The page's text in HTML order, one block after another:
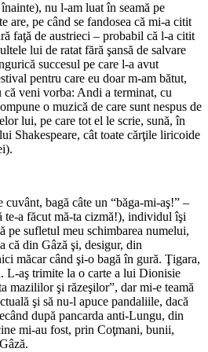
nu l-am luat în seamă pe
are, pe când se fandosea că mi-a citit
faţă de austrieci – probabil că l-a citit
lui de ratat fără şansă de salvare
succesul pe care l-a avut
pentru care eu doar m-am bătut,
veni vorba: Andi a terminat, cu
o muzică de care sunt nespus de
lui, pe care tot el le scrie, sună, în
Shakespeare, cât toate cărţile liricoide
bagă câte un “băga-mi-aş!” –
te-a făcut mă-ta cizmă!), individul îşi
pe sufletul meu schimbarea numelui,
că din Gâză şi, desigur, din
măcar când şi-o bagă în gură. Ţigara,
L-aş trimite la o carte a lui Dionisie
mazililor şi răzeşilor”, dar mi-e teamă
şi să nu-l apuce pandaliile, dacă
după pancarda anti-Lungu, din
mi-au fost, prin Coţmani, bunii,